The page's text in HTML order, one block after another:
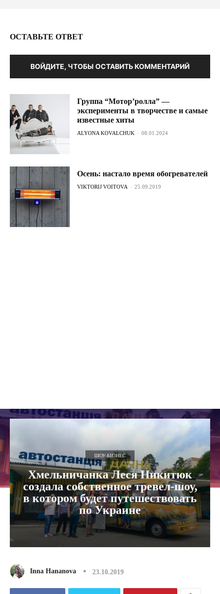
ОСТАВЬТЕ ОТВЕТ
ВОЙДИТЕ, ЧТОБЫ ОСТАВИТЬ КОММЕНТАРИЙ
Группа “Мотор’ролла” —
эксперименты в творчестве и самые
известные хиты
ALYONA KOVALCHUK - 08.01.2024
Осень: настало время обогревателей
VIKTORIJ VOITOVA - 25.09.2019